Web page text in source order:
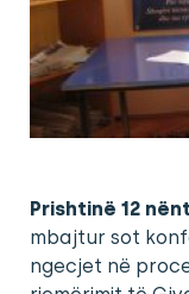
Prishtinë 12
mbajtur sot
ngecjet në